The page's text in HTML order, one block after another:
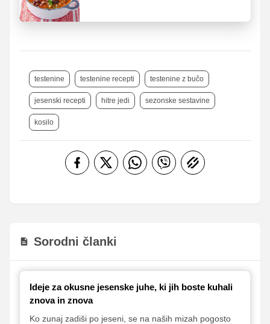
testenine testenine recepti testenine z bučo
jesenski recepti hitre jedi sezonske sestavine
kosilo
Sorodni članki
Ideje za okusne jesenske juhe, ki jih boste kuhali
znova in znova
Ko zunaj zadiši po jeseni, se na naših mizah pogosto